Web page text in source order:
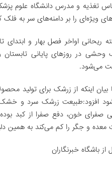
تغذیه و مدرس دانشگاه علوم
ویژه‌ای را بر دامنه‌های سر به
ریحانی اواخر فصل بهار و
وحشی در روزهای پایانی تابستان
می‌شود.
بیان اینکه از زرشک برای تولید
افزود:طبیعت زرشک سرد و خشک
صفرای خون، دفع صفرا از کبد
معده و جگر را کم می‌کند به همین
از باشگاه خبرنگاران